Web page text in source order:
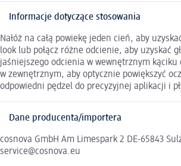
Informacje dotyczące stosowania
Nałóż na całą powiekę jeden cień, aby
look lub połącz różne odcienie, aby uzyskać
jaśniejszego odcienia w wewnętrznym kąciku
w zewnętrznym, aby optycznie powiększyć
odpowiedni pędzel do precyzyjnej aplikacji i
Dane producenta/importera
cosnova GmbH Am Limespark 2 DE-65843
service@cosnova.eu